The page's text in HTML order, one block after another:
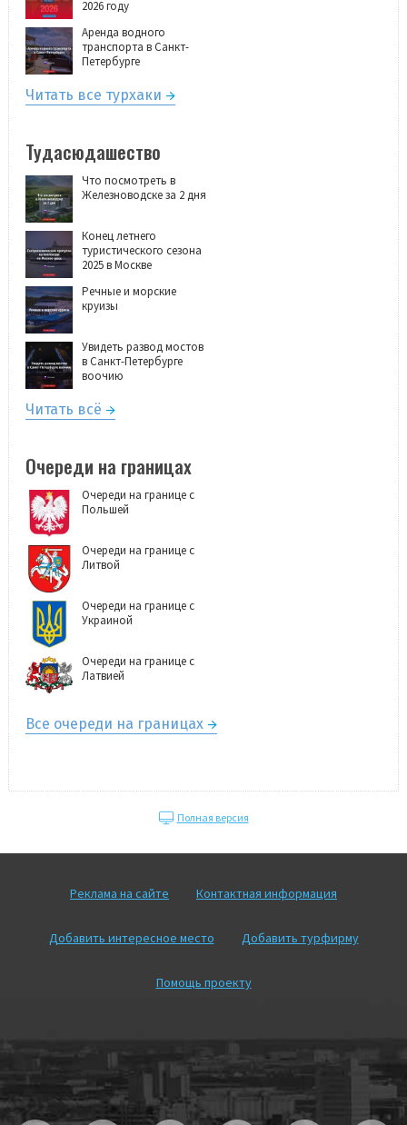
2026 году
Аренда водного
транспорта в Санкт-
Петербурге
Читать все турхаки
Тудасюдашество
Что посмотреть в
Железноводске за 2 дня
Конец летнего
туристического сезона
2025 в Москве
Речные и морские
круизы
Увидеть развод мостов
в Санкт-Петербурге
воочию
Читать всё
Очереди на границах
Очереди на границе с
Польшей
Очереди на границе с
Литвой
Очереди на границе с
Украиной
Очереди на границе с
Латвией
Все очереди на границах
Полная версия
Реклама на сайте Контактная информация
Добавить интересное место Добавить турфирму
Помощь проекту